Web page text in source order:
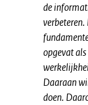
de
verbeteren.
opgevat
Daaraan
doen.